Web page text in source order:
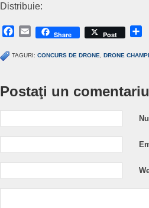
Distribuie:
Facebook
EmailShare Post
TAGURI: CONCURS DE DRONE DRONE
Postaţi un comentariu